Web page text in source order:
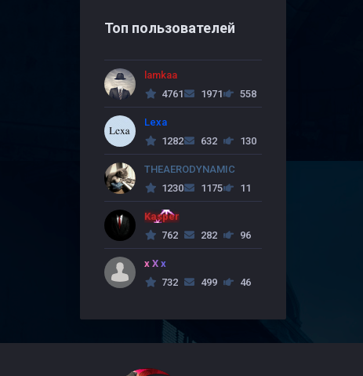
Топ пользователей
lamkaa
4761
1971 558
Lexa
1282
632 130
THEAERODYNAMIC
1230
1175 11
Kasper
762
282 96
x X x
732
499 46